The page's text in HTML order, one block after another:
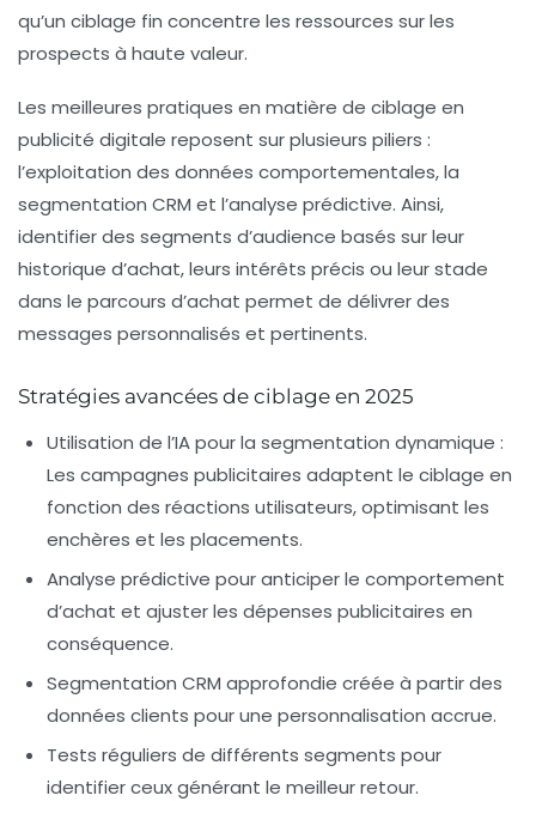
qu’un ciblage fin concentre les ressources sur les
prospects à haute valeur.
Les meilleures pratiques en matière de ciblage en
publicité digitale reposent sur plusieurs piliers :
l’exploitation des données comportementales, la
segmentation CRM et l’analyse prédictive. Ainsi,
identifier des segments d’audience basés sur leur
historique d’achat, leurs intérêts précis ou leur stade
dans le parcours d’achat permet de délivrer des
messages personnalisés et pertinents.
Stratégies avancées de ciblage en 2025
Utilisation de l’IA pour la segmentation dynamique :
Les campagnes publicitaires adaptent le ciblage en
fonction des réactions utilisateurs, optimisant les
enchères et les placements.
Analyse prédictive pour anticiper le comportement
d’achat et ajuster les dépenses publicitaires en
conséquence.
Segmentation CRM approfondie créée à partir des
données clients pour une personnalisation accrue.
Tests réguliers de différents segments pour
identifier ceux générant le meilleur retour.